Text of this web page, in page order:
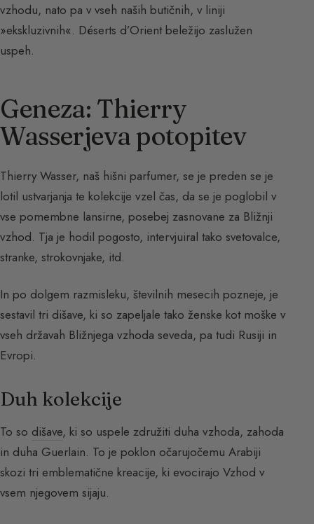
vzhodu, nato pa v vseh naših butičnih, v liniji
»ekskluzivnih«. Déserts d’Orient beležijo zaslužen
uspeh.
Geneza: Thierry
Wasserjeva potopitev
Thierry Wasser, naš hišni parfumer, se je preden se je
lotil ustvarjanja te kolekcije vzel čas, da se je poglobil v
vse pomembne lansirne, posebej zasnovane za Bližnji
vzhod. Tja je hodil pogosto, intervjuiral tako svetovalce,
stranke, strokovnjake, itd.
In po dolgem razmisleku, številnih mesecih pozneje, je
sestavil tri dišave, ki so zapeljale tako ženske kot moške v
vseh državah Bližnjega vzhoda seveda, pa tudi Rusiji in
Evropi.
Duh kolekcije
To so dišave, ki so uspele združiti duha vzhoda, zahoda
in duha Guerlain. To je poklon očarujočemu Arabiji
skozi tri emblematične kreacije, ki evocirajo Vzhod v
vsem njegovem sijaju.